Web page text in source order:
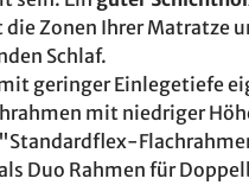
Zonen Ihrer Matratze
Schlaf.
geringer Einlegetiefe
mit niedriger
Duo Rahmen für